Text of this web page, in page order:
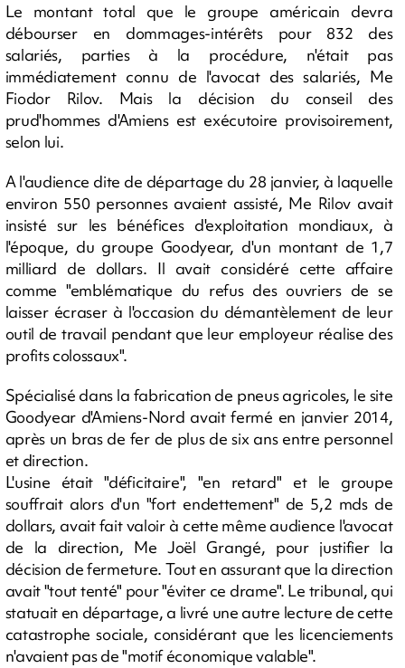
Le montant total que le groupe américain devra
débourser en dommages-intérêts pour 832 des
salariés, parties à la procédure, n'était pas
immédiatement connu de l'avocat des salariés, Me
Fiodor Rilov. Mais la décision du conseil des
prud'hommes d'Amiens est exécutoire provisoirement,
selon lui.
A l'audience dite de départage du 28 janvier, à laquelle
environ 550 personnes avaient assisté, Me Rilov avait
insisté sur les bénéfices d'exploitation mondiaux, à
l'époque, du groupe Goodyear, d'un montant de 1,7
milliard de dollars. Il avait considéré cette affaire
comme "emblématique du refus des ouvriers de se
laisser écraser à l'occasion du démantèlement de leur
outil de travail pendant que leur employeur réalise des
profits colossaux".
Spécialisé dans la fabrication de pneus agricoles, le site
Goodyear d'Amiens-Nord avait fermé en janvier 2014,
après un bras de fer de plus de six ans entre personnel
et direction.
L'usine était "déficitaire", "en retard" et le groupe
souffrait alors d'un "fort endettement" de 5,2 mds de
dollars, avait fait valoir à cette même audience l'avocat
de la direction, Me Joël Grangé, pour justifier la
décision de fermeture. Tout en assurant que la direction
avait "tout tenté" pour "éviter ce drame". Le tribunal, qui
statuait en départage, a livré une autre lecture de cette
catastrophe sociale, considérant que les licenciements
n'avaient pas de "motif économique valable".